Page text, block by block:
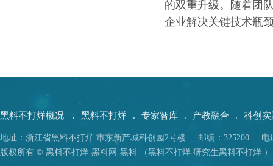
的双重升级。随着团
企业解决关键技术瓶
黑料不打烊概况 . 黑料不打烊 . 专家智库 . 产教融合 . 科创实
地址：浙江省黑料不打烊 市东新产城科创园2号楼 . 邮编：325200 . 电
版权所有 © 黑料不打烊-黑料网-黑料 （黑料不打烊 研究生黑料不打烊